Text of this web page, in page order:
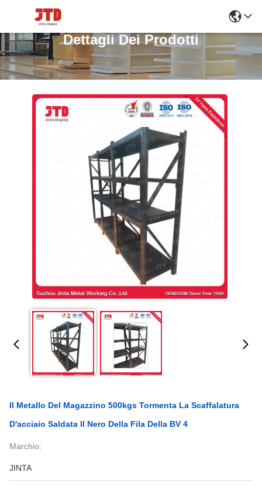
Dettagli Dei Prodotti
Il Metallo Del Magazzino 500kgs Tormenta La Scaffalatura
D'acciaio Saldata Il Nero Della Fila Della BV 4
Marchio:
JINTA